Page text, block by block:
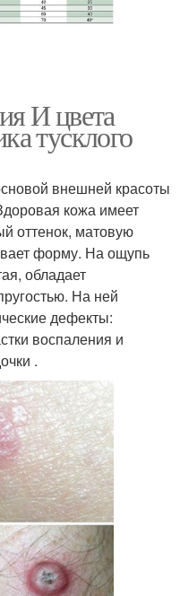
И цвета
тусклого
внешней красоты
кожа имеет
оттенок, матовую
форму. На ощупь
обладает
На ней
дефекты:
воспаления и
.